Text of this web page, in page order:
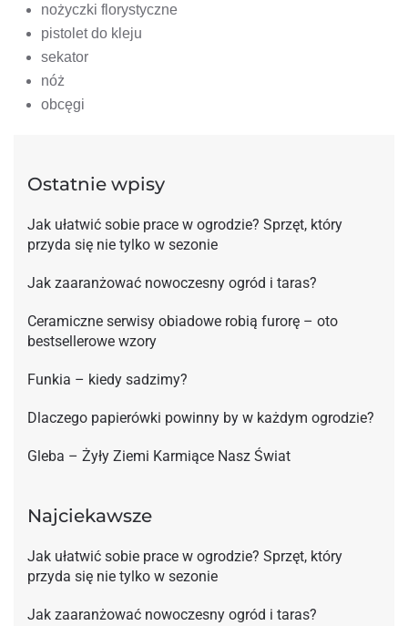
nożyczki florystyczne
pistolet do kleju
sekator
nóż
obcęgi
Ostatnie wpisy
Jak ułatwić sobie prace w ogrodzie? Sprzęt, który
przyda się nie tylko w sezonie
Jak zaaranżować nowoczesny ogród i taras?
Ceramiczne serwisy obiadowe robią furorę – oto
bestsellerowe wzory
Funkia – kiedy sadzimy?
Dlaczego papierówki powinny by w każdym ogrodzie?
Gleba – Żyły Ziemi Karmiące Nasz Świat
Najciekawsze
Jak ułatwić sobie prace w ogrodzie? Sprzęt, który
przyda się nie tylko w sezonie
Jak zaaranżować nowoczesny ogród i taras?